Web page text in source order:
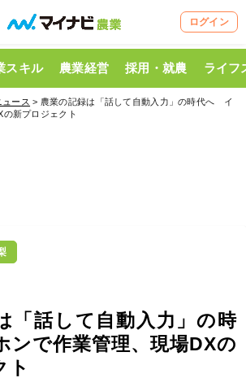
ログイン
スキル 農業経営 採用・就農 ライフ
ュース > 農業の記録は「話して自動入力」の時代へ イ
新プロジェクト
「話して自動入力」の時
で作業管理、現場DXの
ト